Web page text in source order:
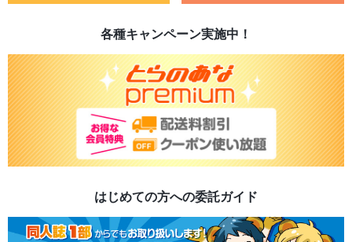
各種キャンペーン実施中！
はじめての方への委託ガイド